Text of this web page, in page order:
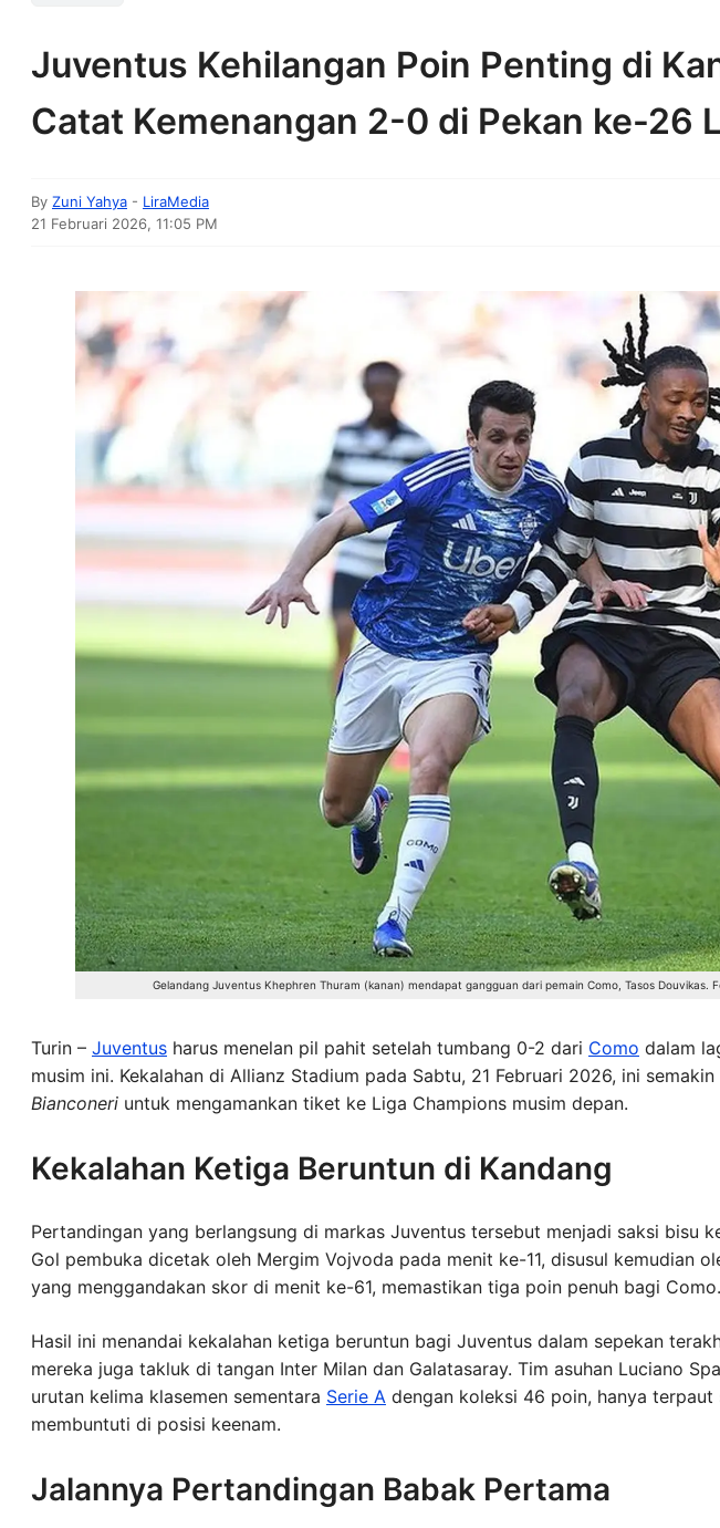
Juventus Kehilangan Poin Penting di
Catat Kemenangan 2-0 di Pekan ke-26
By Zuni Yahya - LiraMedia
21 Februari 2026, 11:05 PM
Gelandang Juventus Khephren Thuram (kanan) mendapat gangguan dari pemain Como, Tasos Douvikas.
Turin – Juventus harus menelan pil pahit setelah tumbang 0-2 dari Como dalam
musim ini. Kekalahan di Allianz Stadium pada Sabtu, 21 Februari 2026, ini
Bianconeri untuk mengamankan tiket ke Liga Champions musim depan.
Kekalahan Ketiga Beruntun di Kandang
Pertandingan yang berlangsung di markas Juventus tersebut menjadi saksi bisu
Gol pembuka dicetak oleh Mergim Vojvoda pada menit ke-11, disusul kemudian
yang menggandakan skor di menit ke-61, memastikan tiga poin penuh bagi Como.
Hasil ini menandai kekalahan ketiga beruntun bagi Juventus dalam sepekan
mereka juga takluk di tangan Inter Milan dan Galatasaray. Tim asuhan Luciano
urutan kelima klasemen sementara Serie A dengan koleksi 46 poin, hanya
membuntuti di posisi keenam.
Jalannya Pertandingan Babak Pertama